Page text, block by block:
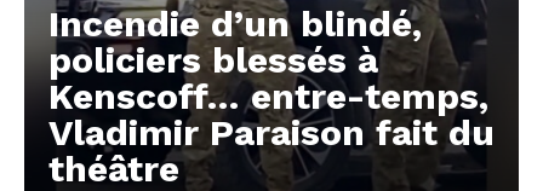
Incendie d’un blindé,
policiers blessés à
Kenscoff… entre-temps,
Vladimir Paraison fait du
théâtre